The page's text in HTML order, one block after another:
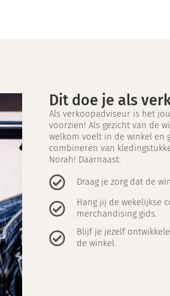
Dit doe je als
Als verkoopadviseur is het
voorzien! Als gezicht van de
welkom voelt in de winkel en
combineren van
Norah! Daarnaast:
Draag je zorg dat de
Hang jij de wekelijkse
merchandising gids.
Blijf je jezelf
de winkel.